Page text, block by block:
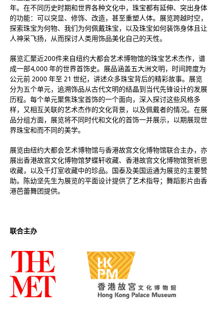
年。在不同历史时期和世界各种文化中，珠宝都有延伸、突出身体
的功能：可以突显、修饰、改造，甚至重塑人体。展览跨越时空，
探索珠宝为何物、我们为何佩戴珠宝，以及珠宝如何装饰身体且让
人神采飞扬，从而探讨人类用饰品美化自己的天性。
展览汇聚近200件来自纽约大都会艺术博物馆的珠宝艺术杰作，谱
成一部4,000 年的世界首饰史。展品涵盖五大洲文明，时间跨度为
公元前 2000 年至 21 世纪，讲述众多珠宝背后的精彩故事。展览
分为五个单元，追溯饰品从古代文明的结晶到当代先锋设计的发展
历程。每个单元聚焦珠宝首饰的一个面向，深入探讨这些风格多
样，又相互关联的艺术杰作的文化背景，以及佩戴者的情况。在展
品分组方面，展览将不同时代和文化的首饰一并展示，以期展现世
界珠宝和而不同的美学。
展览由纽约大都会艺术博物馆与香港故宫文化博物馆联合主办，亦
展出香港故宫文化博物馆梦蝶轩收藏、香港故宫文化博物馆贺祈思
收藏，以及千灯室收藏中的珍品。国泰及美国运通为展览的主要赞
助。陈幼坚先生为展览的平面设计提供了艺术指导；舞蹈影片由香
港芭蕾舞团提供。
联合主办